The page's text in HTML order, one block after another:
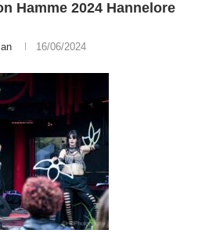
Hamme 2024 Hannelore
16/06/2024